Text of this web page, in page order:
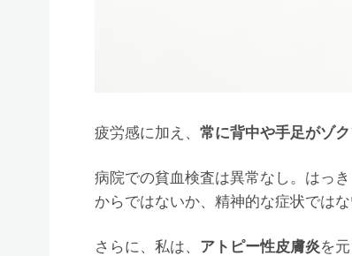
疲労感に加え、 常に背中や手足がゾ
病院での貧血検査は異常なし。はっ
からではないか、精神的な症状では
さらに、私は、 アトピー性皮膚炎を